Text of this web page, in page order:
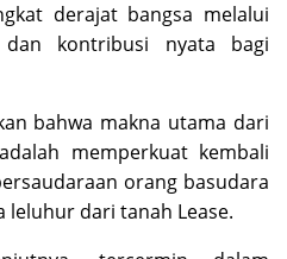
derajat bangsa melalui
kontribusi nyata bagi
bahwa makna utama dari
memperkuat kembali
orang basudara
leluhur dari tanah Lease.